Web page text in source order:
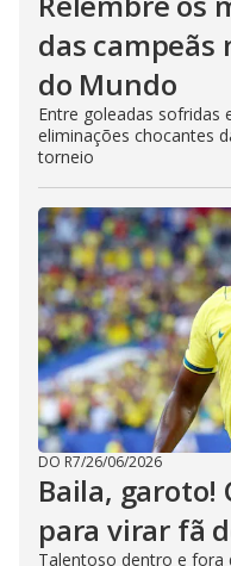
das campeãs
do Mundo
Entre goleadas sofridas
eliminações chocantes
torneio
DO R7/26/06/2026
Baila, garoto!
para virar fã
Talentoso dentro e fora